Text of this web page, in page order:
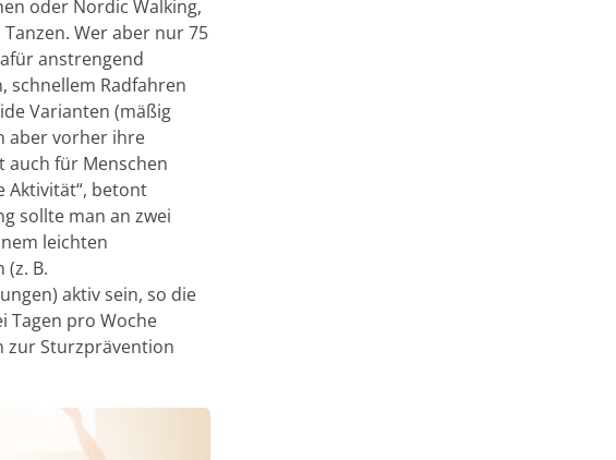
oder Nordic Walking,
Wer aber nur 75
anstrengend
schnellem Radfahren
Varianten (mäßig
aber vorher ihre
auch für Menschen
Aktivität“, betont
sollte man an zwei
leichten
B.
aktiv sein, so die
Tagen pro Woche
zur Sturzprävention